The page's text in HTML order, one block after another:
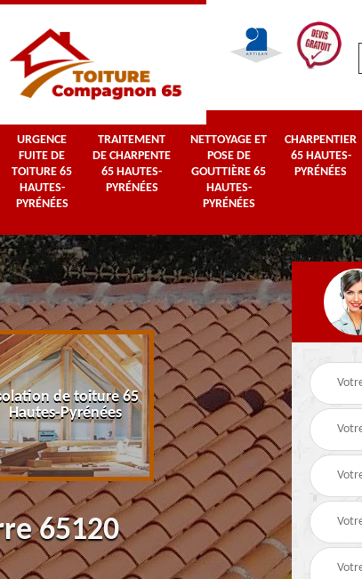
URGENCE
FUITE DE
TOITURE 65
HAUTES-
PYRÉNÉES
TRAITEMENT
DE CHARPENTE
65 HAUTES-
PYRÉNÉES
NETTOYAGE ET
POSE DE
GOUTTIÈRE 65
HAUTES-
PYRÉNÉES
CHARPENTIER
65 HAUTES-
PYRÉNÉES
de toiture 65
Hautes-Pyrénées
Couvreur 65 Hautes-
Pyrénées
65120